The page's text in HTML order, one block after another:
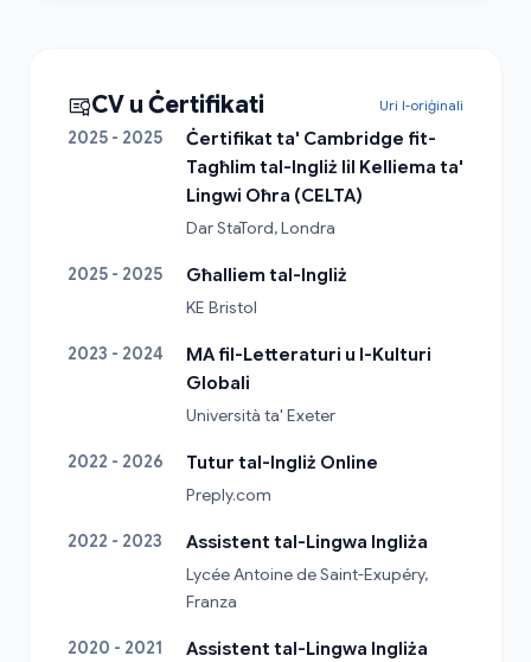
CV u Ċertifikati Uri l-oriġinali
2025 - 2025
Ċertifikat ta' Cambridge fit-
Tagħlim tal-Ingliż lil Kelliema ta'
Lingwi Oħra (CELTA)
Dar StaTord, Londra
2025 - 2025
Għalliem tal-Ingliż
KE Bristol
2023 - 2024
MA fil-Letteraturi u l-Kulturi
Globali
Università ta' Exeter
2022 - 2026
Tutur tal-Ingliż Online
Preply.com
2022 - 2023
Assistent tal-Lingwa Ingliża
Lycée Antoine de Saint-Exupéry,
Franza
2020 - 2021
Assistent tal-Lingwa Ingliża